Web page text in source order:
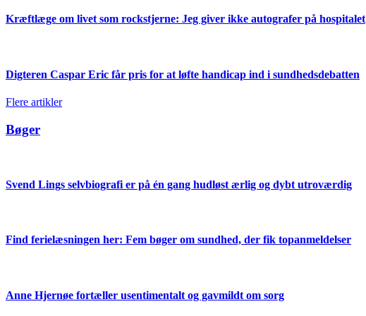
Kræftlæge om livet som rockstjerne: Jeg giver ikke autografer på hospitalet
Digteren Caspar Eric får pris for at løfte handicap ind i sundhedsdebatten
Flere artikler
Bøger
Svend Lings selvbiografi er på én gang hudløst ærlig og dybt utroværdig
Find ferielæsningen her: Fem bøger om sundhed, der fik topanmeldelser
Anne Hjernøe fortæller usentimentalt og gavmildt om sorg